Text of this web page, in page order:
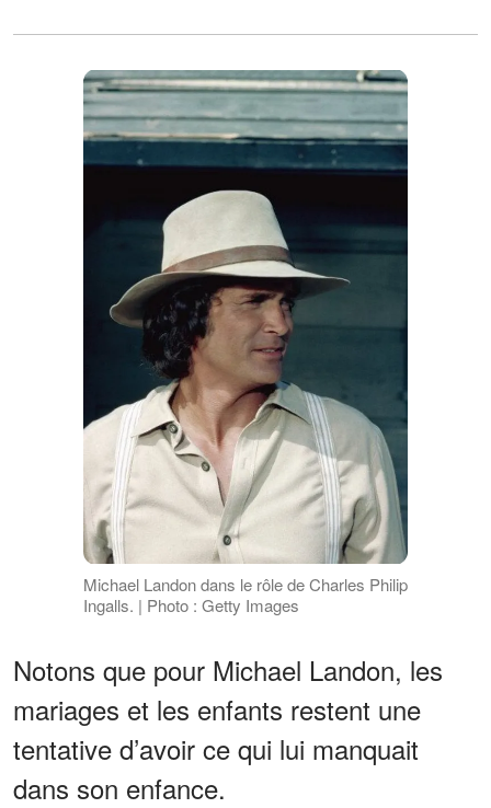
Michael Landon dans le rôle de Charles Philip
Ingalls. | Photo : Getty Images
Notons que pour Michael Landon, les
mariages et les enfants restent une
tentative d’avoir ce qui lui manquait
dans son enfance.